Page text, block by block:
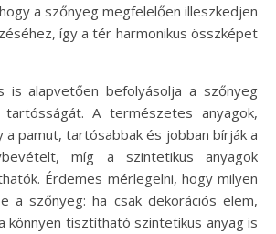
a szőnyeg megfelelően illeszkedjen
így a tér harmonikus összképet
is alapvetően befolyásolja a szőnyeg
A természetes anyagok,
a pamut, tartósabbak és jobban bírják a
míg a szintetikus anyagok
Érdemes mérlegelni, hogy milyen
a szőnyeg: ha csak dekorációs elem,
könnyen tisztítható szintetikus anyag is